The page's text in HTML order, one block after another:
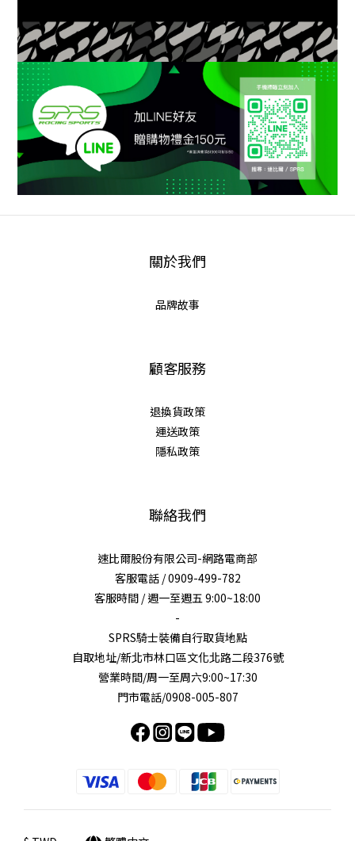
關於我們
品牌故事
顧客服務
退換貨政策
運送政策
隱私政策
聯絡我們
速比爾股份有限公司-網路電商部
客服電話 / 0909-499-782
客服時間 / 週一至週五 9:00~18:00
-
SPRS騎士裝備自行取貨地點
自取地址/新北市林口區文化北路二段376號
營業時間/周一至周六9:00~17:30
門市電話/0908-005-807